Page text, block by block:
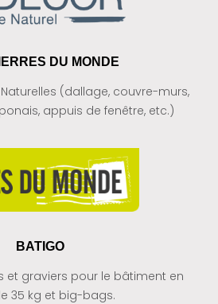
DU MONDE
(dallage, couvre-murs,
appuis de fenêtre, etc.)
BATIGO
et graviers pour le bâtiment en
35 kg et big-bags.